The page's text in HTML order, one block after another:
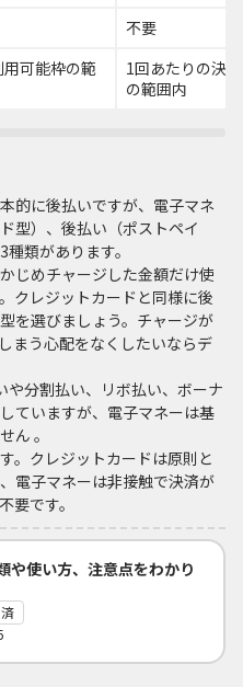
不要
可能枠の範
1回あたりの決
の範囲内
的に後払いですが、電子マネ
型）、後払い（ポストペイ
類があります。
じめチャージした金額だけ使
クレジットカードと同様に後
を選びましょう。チャージが
まう心配をなくしたいならデ
や分割払い、リボ払い、ボーナ
ていますが、電子マネーは基
ん 。
。クレジットカードは原則と
電子マネーは非接触で決済が
要です。
や使い方、注意点をわかり